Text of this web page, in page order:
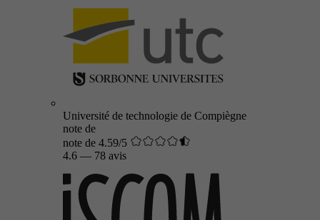
Université de technologie de Compiègne
note de
note de 4.59/5
4.6 — 78 avis